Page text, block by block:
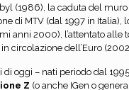
(1986), la caduta del
di MTV (dal 1997 in Italia),
anni 2000), l’attentato alle
circolazione dell’Euro
di oggi – nati periodo dal
Z (o anche IGen o